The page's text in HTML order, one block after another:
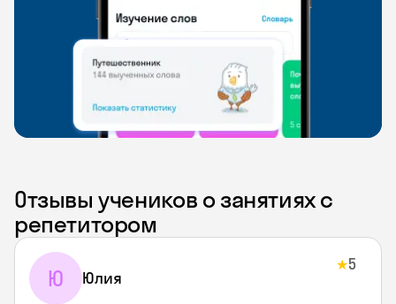
Отзывы учеников о занятиях с
репетитором
Ю Юлия
★5